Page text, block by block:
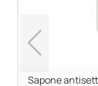
Sapone